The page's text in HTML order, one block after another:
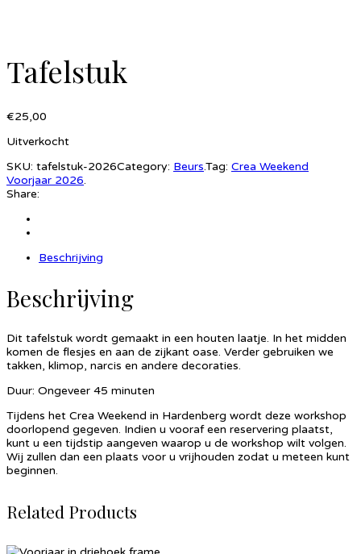
Tafelstuk
€25,00
Uitverkocht
SKU: tafelstuk-2026Category: Beurs.Tag: Crea Weekend
Voorjaar 2026.
Share:
Beschrijving
Beschrijving
Dit tafelstuk wordt gemaakt in een houten laatje. In het midden
komen de flesjes en aan de zijkant oase. Verder gebruiken we
takken, klimop, narcis en andere decoraties.
Duur: Ongeveer 45 minuten
Tijdens het Crea Weekend in Hardenberg wordt deze workshop
doorlopend gegeven. Indien u vooraf een reservering plaatst,
kunt u een tijdstip aangeven waarop u de workshop wilt volgen.
Wij zullen dan een plaats voor u vrijhouden zodat u meteen kunt
beginnen.
Related Products